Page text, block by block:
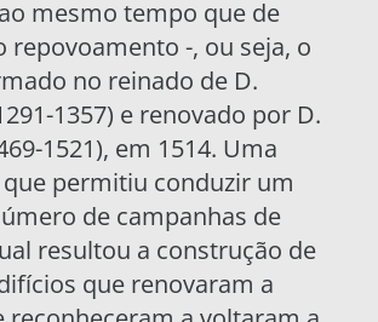
mesmo tempo que de
repovoamento -, ou seja, o
no reinado de D.
1357) e renovado por D.
1521), em 1514. Uma
permitiu conduzir um
de campanhas de
resultou a construção de
que renovaram a